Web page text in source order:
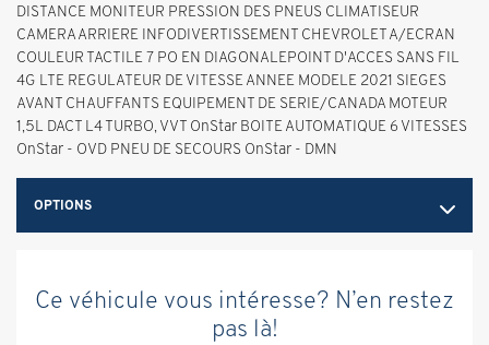
DISTANCE MONITEUR PRESSION DES PNEUS CLIMATISEUR
CAMERA ARRIERE INFODIVERTISSEMENT CHEVROLET A/ECRAN
COULEUR TACTILE 7 PO EN DIAGONALEPOINT D'ACCES SANS FIL
4G LTE REGULATEUR DE VITESSE ANNEE MODELE 2021 SIEGES
AVANT CHAUFFANTS EQUIPEMENT DE SERIE/CANADA MOTEUR
1,5L DACT L4 TURBO, VVT OnStar BOITE AUTOMATIQUE 6 VITESSES
OnStar - OVD PNEU DE SECOURS OnStar - DMN
OPTIONS
Ce véhicule vous intéresse? N’en restez
pas là!